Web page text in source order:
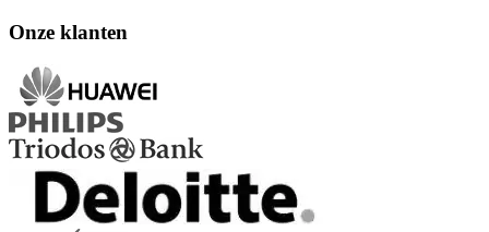
Onze klanten